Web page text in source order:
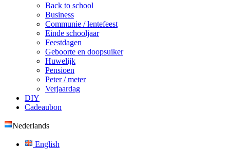
Back to school
Business
Communie / lentefeest
Einde schooljaar
Feestdagen
Geboorte en doopsuiker
Huwelijk
Pensioen
Peter / meter
Verjaardag
DIY
Cadeaubon
Nederlands
English